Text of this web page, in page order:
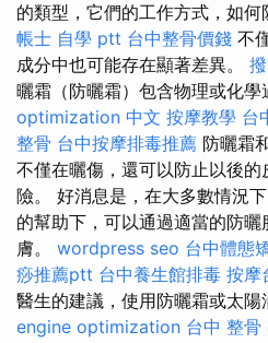
的類型，它們的工作方式，如何
帳士 自學 ptt 台中整骨價錢 不
成分中也可能存在顯著差異。
曬霜（防曬霜）包含物理或化學
optimization 中文 按摩教學 台
整骨 台中按摩排毒推薦 防曬霜
不僅在曬傷，還可以防止以後
險。 好消息是，在大多數情況
的幫助下，可以通過適當的防
膚。 wordpress seo 台中體態
痧推薦ptt 台中養生館排毒 按摩
醫生的建議，使用防曬霜或太陽
engine optimization 台中 整